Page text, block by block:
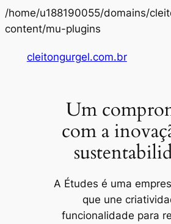
/home/u188190055/domains/
content/mu-plugins
o
cleitongurgel.com.br
Um
com a
A Études é uma
que une
funcionalidade para